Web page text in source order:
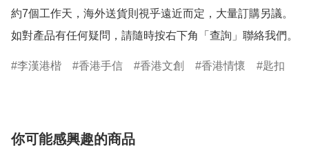
約7個工作天，海外送貨則視乎遠近而定，大量訂購另議。
如對產品有任何疑問，請隨時按右下角「查詢」聯絡我們。
李漢港楷 香港手信 香港文創 香港情懷 匙扣
你可能感興趣的商品